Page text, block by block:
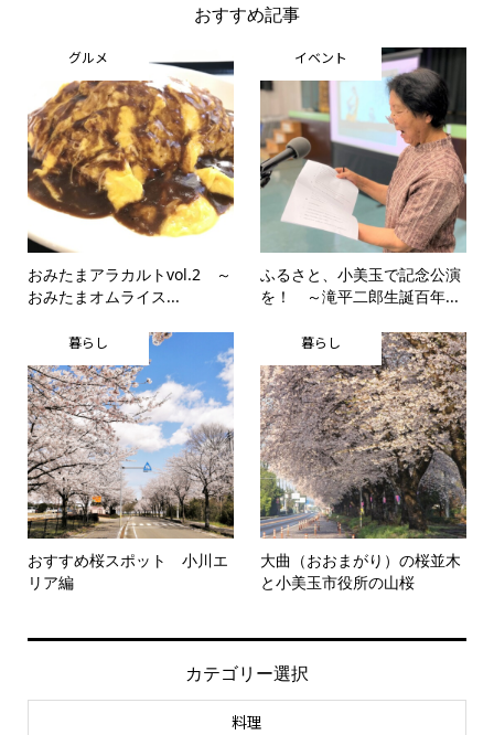
おすすめ記事
グルメ
おみたまアラカルトvol.2 ～
おみたまオムライス...
イベント
ふるさと、小美玉で記念公演
を！ ～滝平二郎生誕百年...
暮らし
おすすめ桜スポット 小川エ
リア編
暮らし
大曲（おおまがり）の桜並木
と小美玉市役所の山桜
カテゴリー選択
料理